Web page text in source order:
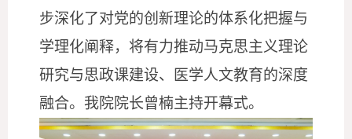
步深化了对党的创新理论的体系化把握与
学理化阐释，将有力推动马克思主义理论
研究与思政课建设、医学人文教育的深度
融合。 我院院长曾楠主持开幕式。